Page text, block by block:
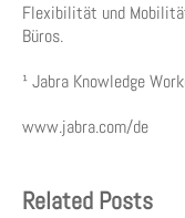
Flexibilität und
Büros.
¹ Jabra Knowledge
www.jabra.com/de
Related Posts